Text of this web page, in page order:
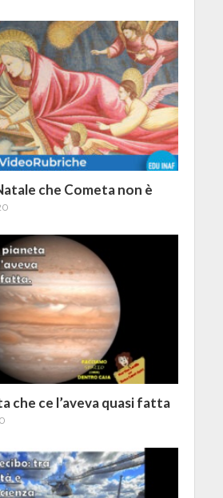
che Cometa non è
che ce l’aveva quasi fatta